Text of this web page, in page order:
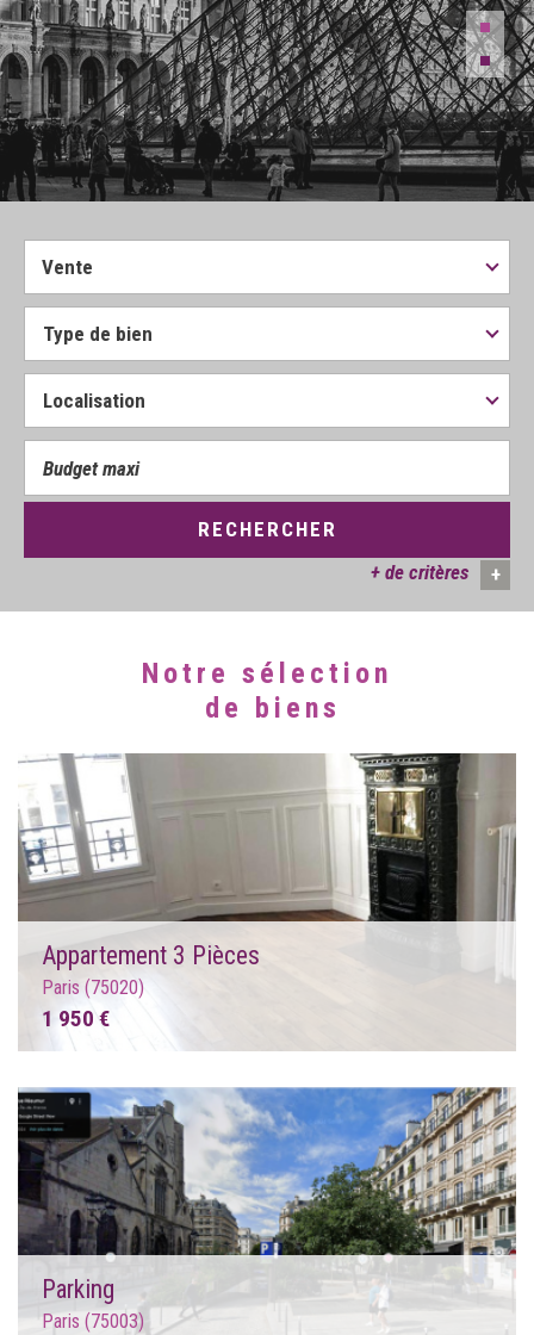
Vente
10KM 25KM
RECHERCHER
+ de critères
+
Notre sélection
de biens
Appartement 3 Pièces
Paris (75020)
1 950 €
Parking
Paris (75003)